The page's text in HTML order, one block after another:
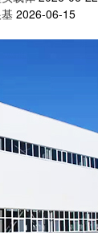
2026-06-15